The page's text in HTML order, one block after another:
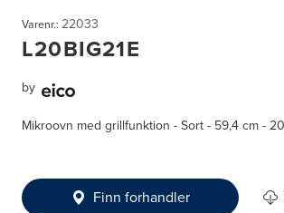
Varenr.: 22033
L20BIG21E
by
Mikroovn med grillfunktion - Sort - 59,4 cm -
Finn forhandler